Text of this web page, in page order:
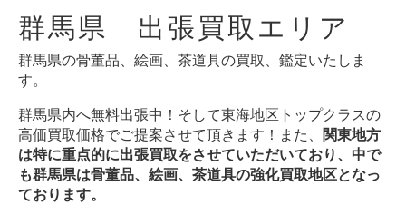
群馬県 出張買取エリア
群馬県の骨董品、絵画、茶道具の買取、鑑定いたしま
す。
群馬県内へ無料出張中！そして東海地区トップクラスの
高価買取価格でご提案させて頂きます！また、 関東地方
は特に重点的に出張買取をさせていただいており、中で
も群馬県は骨董品、絵画、茶道具の強化買取地区となっ
ております。